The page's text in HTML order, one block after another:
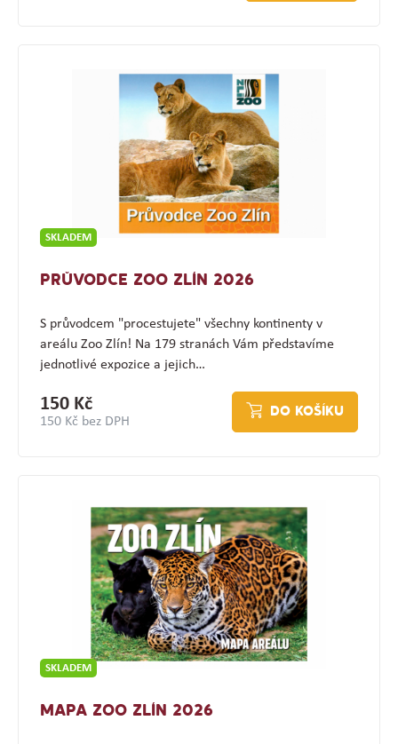
SKLADEM
PRŮVODCE ZOO ZLÍN 2026
S průvodcem "procestujete" všechny kontinenty v
areálu Zoo Zlín! Na 179 stranách Vám představíme
jednotlivé expozice a jejich…
150 Kč
150 Kč bez DPH
DO KOŠÍKU
SKLADEM
MAPA ZOO ZLÍN 2026